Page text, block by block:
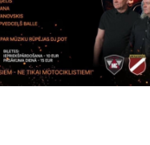
Sniegt atsauksmi